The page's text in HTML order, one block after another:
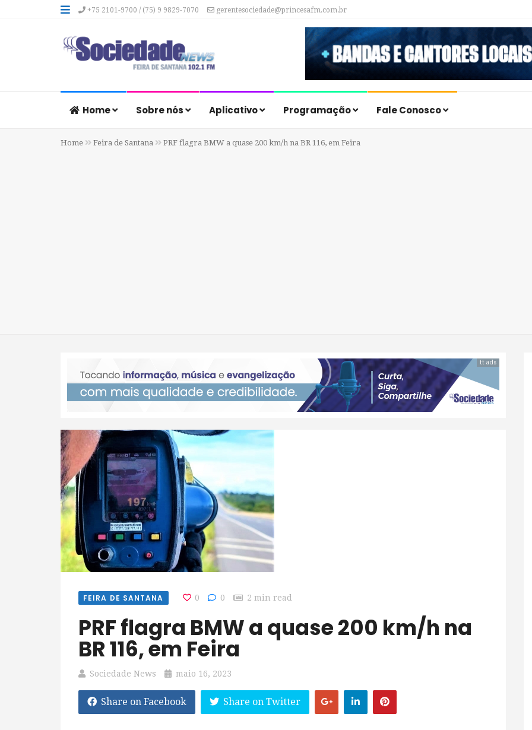
+75 2101-9700 / (75) 9 9829-7070 gerentesociedade@princesafm.com.br
Home Sobre nós Aplicativo Programação Fale Conosco
Home Feira de Santana PRF flagra BMW a quase 200 km/h na BR 116, em Feira
tt ads
FEIRA DE SANTANA 0 0 2 min read
PRF flagra BMW a quase 200 km/h na
BR 116, em Feira
Sociedade News maio 16, 2023
Share on Facebook Share on Twitter